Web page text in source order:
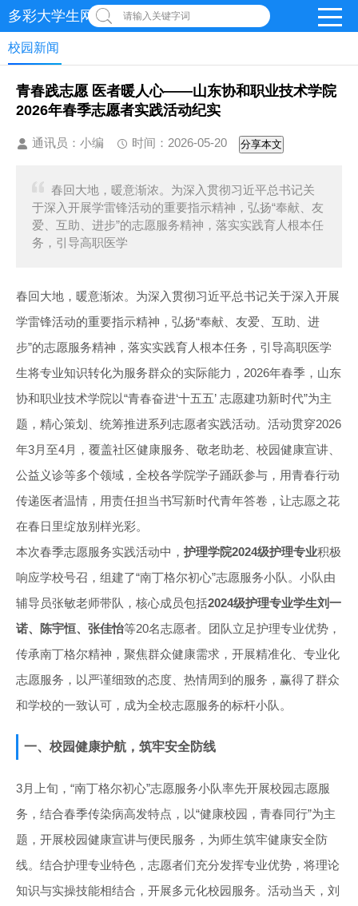
多彩大学生网-首页请输入关键字词
校园新闻
青春践志愿 医者暖人心——山东协和职业技术学院
2026年春季志愿者实践活动纪实
通讯员：小编 时间：2026-05-20 分享本文
春回大地，暖意渐浓。为深入贯彻习近平总书记关
于深入开展学雷锋活动的重要指示精神，弘扬“奉献、友
爱、互助、进步”的志愿服务精神，落实实践育人根本任
务，引导高职医学
春回大地，暖意渐浓。为深入贯彻习近平总书记关于深入开展
学雷锋活动的重要指示精神，弘扬“奉献、友爱、互助、进
步”的志愿服务精神，落实实践育人根本任务，引导高职医学
生将专业知识转化为服务群众的实际能力，2026年春季，山东
协和职业技术学院以“青春奋进‘十五五’ 志愿建功新时代”为主
题，精心策划、统筹推进系列志愿者实践活动。活动贯穿2026
年3月至4月，覆盖社区健康服务、敬老助老、校园健康宣讲、
公益义诊等多个领域，全校各学院学子踊跃参与，用青春行动
传递医者温情，用责任担当书写新时代青年答卷，让志愿之花
在春日里绽放别样光彩。
本次春季志愿服务实践活动中， 护理学院2024级护理专业积极
响应学校号召，组建了“南丁格尔初心”志愿服务小队。小队由
辅导员张敏老师带队，核心成员包括2024级护理专业学生刘一
诺、陈宇恒、张佳怡等20名志愿者。团队立足护理专业优势，
传承南丁格尔精神，聚焦群众健康需求，开展精准化、专业化
志愿服务，以严谨细致的态度、热情周到的服务，赢得了群众
和学校的一致认可，成为全校志愿服务的标杆小队。
一、校园健康护航，筑牢安全防线
3月上旬，“南丁格尔初心”志愿服务小队率先开展校园志愿服
务，结合春季传染病高发特点，以“健康校园，青春同行”为主
题，开展校园健康宣讲与便民服务，为师生筑牢健康安全防
线。结合护理专业特色，志愿者们充分发挥专业优势，将理论
知识与实操技能相结合，开展多元化校园服务。活动当天，刘